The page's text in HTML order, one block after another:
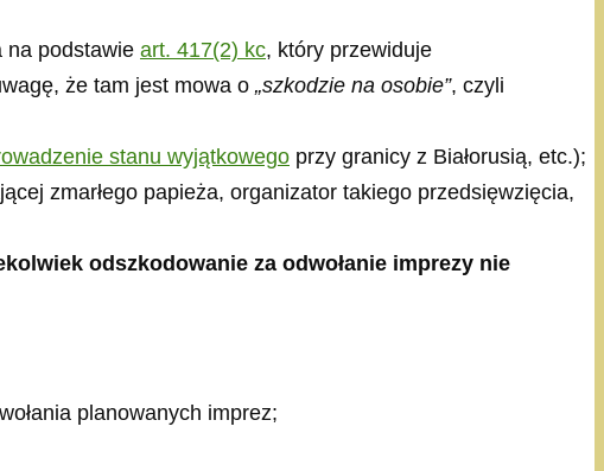
na podstawie art. 417(2) kc, który przewiduje
że tam jest mowa o „szkodzie na osobie”, czyli
stanu wyjątkowego przy granicy z Białorusią, etc.);
zmarłego papieża, organizator takiego przedsięwzięcia,
odszkodowanie za odwołanie imprezy nie
planowanych imprez;